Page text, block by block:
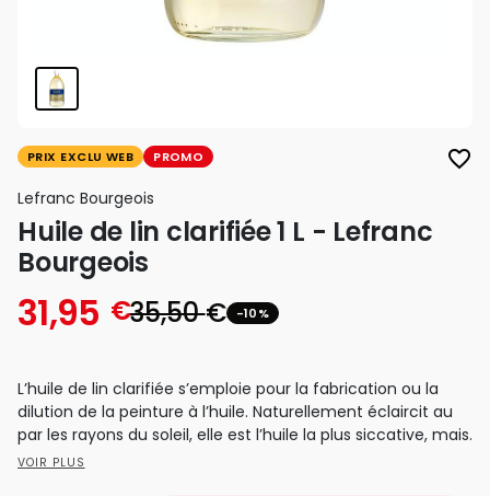
PRIX EXCLU WEB PROMO favorite_border
Lefranc Bourgeois
Huile de lin clarifiée 1 L - Lefranc
Bourgeois
35,50€ -10%
31,95 €
L’huile de lin clarifiée s’emploie pour la fabrication ou la
dilution de la peinture à l’huile. Naturellement éclaircit au
par les rayons du soleil, elle est l’huile la plus siccative, mais.
VOIR PLUS